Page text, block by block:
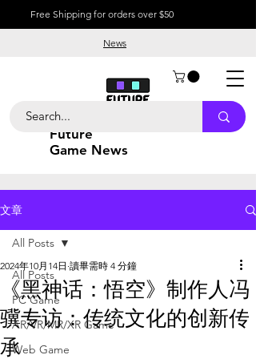
Free Shipping for orders over $50
Future
Game News
News
文章
All Posts
PC Game
AR/VR/MR/XR Game
Web Game
All Posts
《黑神话：悟空》制作人冯
骥专访：传统文化的创新传
承
2024年10月14日 讀畢需時 4 分鐘